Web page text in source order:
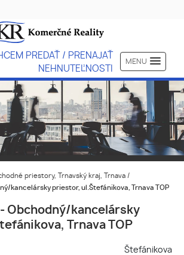
PREDAŤ / PRENAJAŤ
NEHNUTEĽNOSTI
MENU
priestory, Trnavský kraj, Trnava /
kancelársky priestor, ul.Štefánikova, Trnava TOP
Obchodný/kancelársky
Trnava TOP
Štefánikova